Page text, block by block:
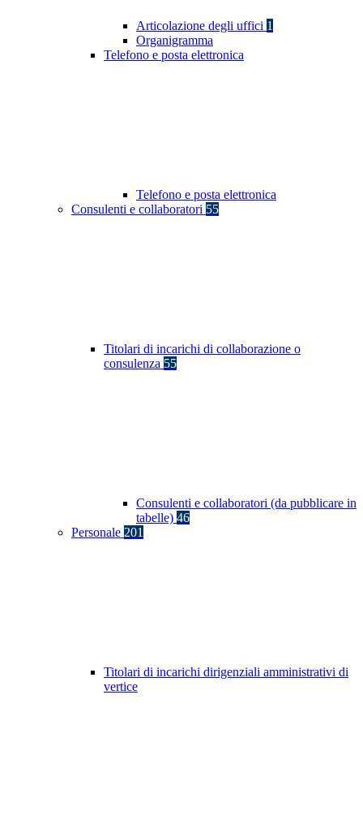
Articolazione degli uffici 1
Organigramma
Telefono e posta elettronica
Telefono e posta elettronica
Consulenti e collaboratori 55
Titolari di incarichi di collaborazione o
consulenza 55
Consulenti e collaboratori (da pubblicare in
tabelle) 46
Personale 201
Titolari di incarichi dirigenziali amministrativi di
vertice